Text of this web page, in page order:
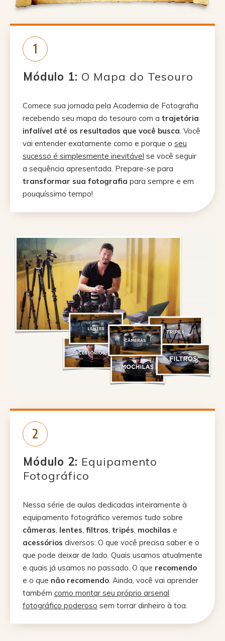
1
Módulo 1: O Mapa do Tesouro
Comece sua jornada pela Academia de Fotografia
recebendo seu mapa do tesouro com a trajetória
infalível até os resultados que você busca. Você
vai entender exatamente como e porque o seu
sucesso é simplesmente inevitável se você seguir
a sequência apresentada. Prepare-se para
transformar sua fotografia para sempre e em
pouquíssimo tempo!
2
Módulo 2: Equipamento
Fotográfico
Nessa série de aulas dedicadas inteiramente à
equipamento fotográfico veremos tudo sobre
câmeras, lentes, filtros, tripés, mochilas e
acessórios diversos: O que você precisa saber e o
que pode deixar de lado. Quais usamos atualmente
e quais já usamos no passado. O que recomendo
e o que não recomendo. Ainda, você vai aprender
também como montar seu próprio arsenal
fotográfico poderoso sem torrar dinheiro à toa.